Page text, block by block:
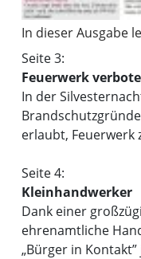
In dieser Ausgabe
Seite 3:
Feuerwerk
In der
erlaubt, Feuerwerk
Seite 4:
Kleinhandwerker
Dank einer
ehrenamtliche
„Bürger in